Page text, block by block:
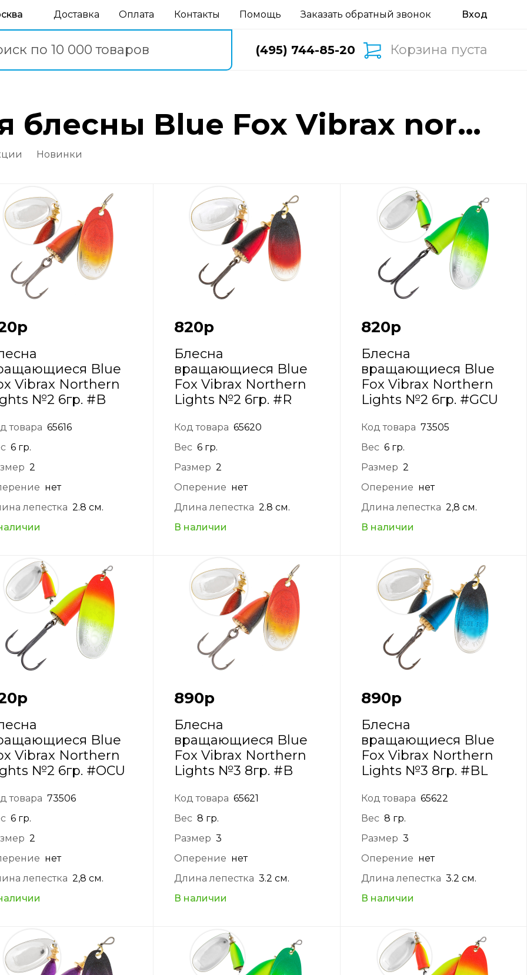
Доставка Оплата Контакты Помощь Заказать обратный звонок
(495) 744-85-20 Корзина пуста
Blue Fox Vibrax northern lights
Новинки
р
Blue
Vibrax Northern
№2 6гр. #B
товара 65616
6 гр.
2
нет
лепестка 2.8 см.
820р
Блесна
вращающиеся Blue
Fox Vibrax Northern
Lights №2 6гр. #R
Код товара 65620
Вес 6 гр.
Размер 2
Оперение нет
Длина лепестка 2.8 см.
В наличии
820р
Блесна
вращающиеся Blue
Fox Vibrax Northern
Lights №2 6гр. #GCU
Код товара 73505
Вес 6 гр.
Размер 2
Оперение нет
Длина лепестка 2,8 см.
В наличии
р
Blue
Vibrax Northern
№2 6гр. #OCU
товара 73506
6 гр.
2
нет
лепестка 2,8 см.
890р
Блесна
вращающиеся Blue
Fox Vibrax Northern
Lights №3 8гр. #B
Код товара 65621
Вес 8 гр.
Размер 3
Оперение нет
Длина лепестка 3.2 см.
В наличии
890р
Блесна
вращающиеся Blue
Fox Vibrax Northern
Lights №3 8гр. #BL
Код товара 65622
Вес 8 гр.
Размер 3
Оперение нет
Длина лепестка 3.2 см.
В наличии